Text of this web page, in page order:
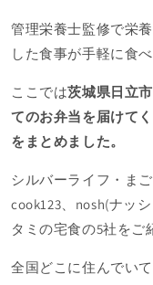
管理栄養士監修で栄養
した食事が手軽に食べ
ここでは茨城県日立
てのお弁当を届けて
をまとめました。
シルバーライフ・ま
cook123、nosh(ナッ
タミの宅食の5社をご
全国どこに住んでい